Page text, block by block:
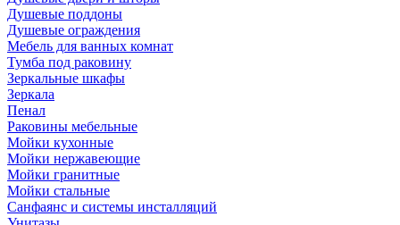
Душевые поддоны
Душевые ограждения
Мебель для ванных комнат
Тумба под раковину
Зеркальные шкафы
Зеркала
Пенал
Раковины мебельные
Мойки кухонные
Мойки нержавеющие
Мойки гранитные
Мойки стальные
Санфаянс и системы инсталляций